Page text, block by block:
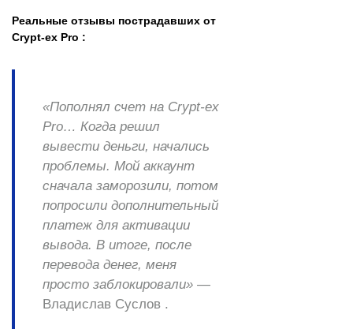
Реальные отзывы пострадавших от
Crypt-ex Pro :
«Пополнял счет на Crypt-ex
Pro… Когда решил
вывести деньги, начались
проблемы. Мой аккаунт
сначала заморозили, потом
попросили дополнительный
платеж для активации
вывода. В итоге, после
перевода денег, меня
просто заблокировали» —
Владислав Суслов .